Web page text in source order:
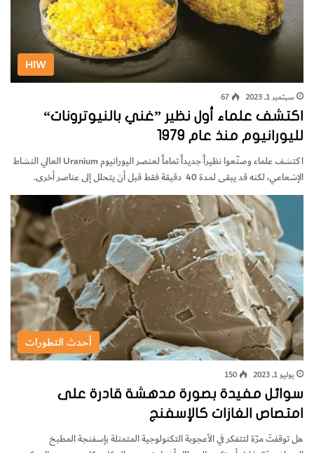
HIW
سبتمبر 1, 2023 67
اكتشف علماء أول نظير ”غني بالنيوترونات“
لليورانيوم منذ عام 1979
‬الإشعاعي،‭ ‬لكنه‭ ‬قد‭ ‬يبقى‭ ‬لمدة‭ ‬40‭ ‬ دقيقة‭ ‬فقط‭ ‬قبل‭ ‬أن‭ ‬يتحلل‭ ‬إلى‭ ‬عناصر‭ ‬أخرى.
أحدث التطورات
يوليو 1, 2023 150
سوائل مفيدة بصورة مدهشة قادرة على
امتصاص الغازات كالإسفنج
هل توقفتَ مرّة لتتفكر في الأعجوبة التكنولوجية المتمثلة بإسفنجة المطبخ